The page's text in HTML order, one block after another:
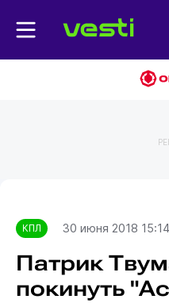
КПЛ 30 июня 2018 15:14
Патрик
покинуть